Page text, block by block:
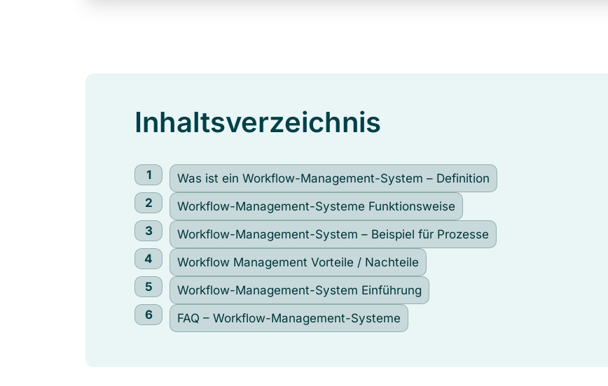
Inhaltsverzeichnis
Was ist ein Workflow-Management-System – Definition
Workflow-Management-Systeme Funktionsweise
Workflow-Management-System – Beispiel für Prozesse
Workflow Management Vorteile / Nachteile
Workflow-Management-System Einführung
FAQ – Workflow-Management-Systeme